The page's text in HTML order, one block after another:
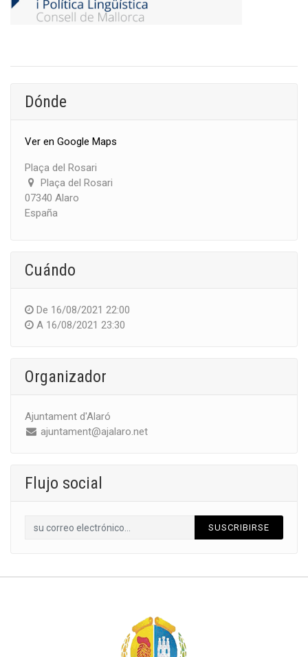
Dónde
Ver en Google Maps
Plaça del Rosari
Plaça del Rosari
07340 Alaro
España
Cuándo
De 16/08/2021 22:00
A 16/08/2021 23:30
Organizador
Ajuntament d'Alaró
ajuntament@ajalaro.net
Flujo social
SUSCRIBIRSE